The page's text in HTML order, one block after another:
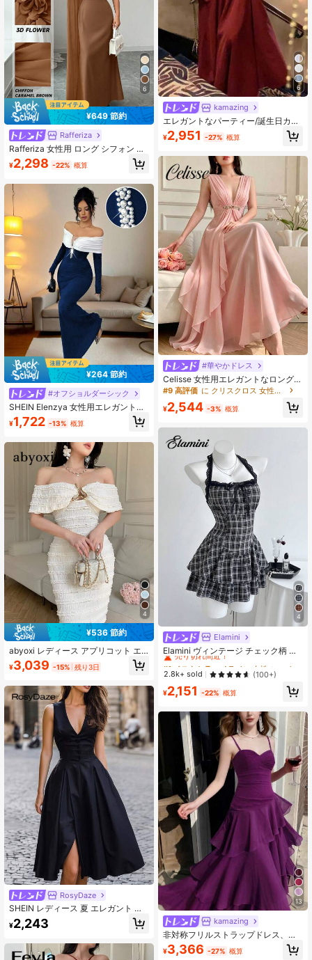
6
¥649 節約
Rafferiza
Rafferiza 女性用 ロング シフォン パ
ッチワーク フローラル ワンピース
¥2,298 -22% 概算
¥264 節約
#オフショルダーシック
SHEIN Elenzya 女性用エレガントな
黒色オフショルダーパール装飾ドレ
ス、デイリーウェア、結婚式、ガ
デート、パーティー、ハロウィン、
クリスマス、新年、感謝祭に適して
います
¥1,722 -13% 概算
4
¥536 節約
abyoxi レディース アプリコット エ
レガント ロマンチック オフショルダ
ー フリルヘム フィッテッドドレス、
ィングゲスト、卒業式、プロム、バ
ケーション、春夏マーメイドスタイ
ル向け
¥3,039 -15% 残り3日
RosyDaze
SHEIN レディース 夏 エレガント 通
勤 オフィスウェア Vネック ハーフボ
タン前 ウエストシェイプ スリムギャ
リーブワンピース
¥2,243
6
kamazing
エレガントなパーティー/誕生日カジ
ュアル レディース ノースリーブ Aラ
インワンピース 無地 マキシ丈 夏 レ
¥2,951 -27% 概算
#華やかドレス
Celisse 女性用エレガントなロング
ディープVネック ノースリーブ ピン
#9 高評価 に クリスクロス 女性のドレス
¥2,544 -3% 概算
4
Elamini
Elamini ヴィンテージ チェック柄 レ
ース パッチワーク セクシー ホルタ
ーネック ノースリーブ 春夏新作 ウ
エストシェイプ スリム見え ティアー
ドドレス ホットガールスタイル 織り
生地 レディースワンピース
#1 ベストセラー
売り切れ間近！
#1 ベストセラー
売り切れ間近！
#1 ベストセラー
売り切れ間近！
#1 ベストセラー
売り切れ間近！
2.8k+ sold (100+)
¥2,151 -22% 概算
13
kamazing
非対称フリルストラップドレス、フ
ァッション性の高い、女性に適し
た、ミニマリストなスパゲッティス
¥3,366 -27% 概算